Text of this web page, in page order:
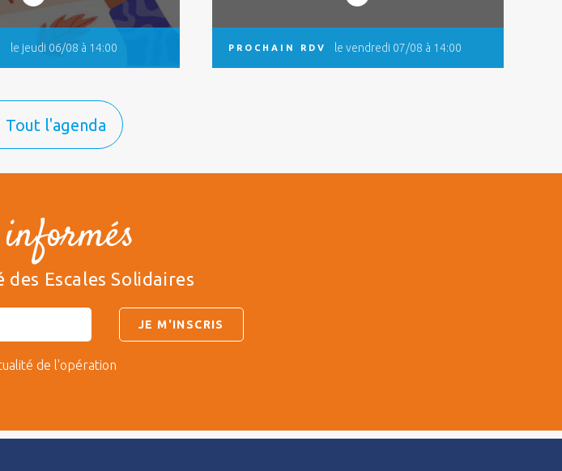
le jeudi 06/08 à 14:00 PROCHAIN RDV le vendredi 07/08 à 14:00
Tout l'agenda
Escales Solidaires
de l'opération